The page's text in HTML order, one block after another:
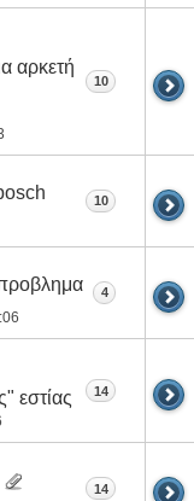
αρκετή
10
10
4
εστίας
14
14